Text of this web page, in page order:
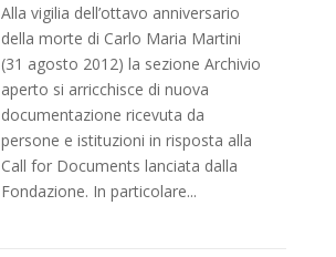
Alla vigilia dell’ottavo anniversario
della morte di Carlo Maria Martini
(31 agosto 2012) la sezione Archivio
aperto si arricchisce di nuova
documentazione ricevuta da
persone e istituzioni in risposta alla
Call for Documents lanciata dalla
Fondazione. In particolare...